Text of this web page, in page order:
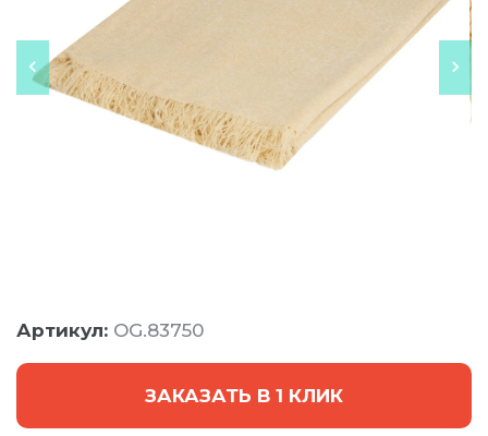
Артикул: OG.83750
ЗАКАЗАТЬ В 1 КЛИК